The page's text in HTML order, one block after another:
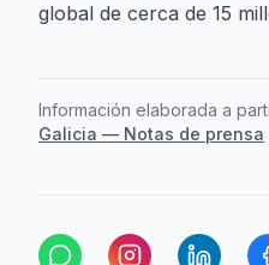
global de cerca de 15
Información elaborada a
Galicia — Notas de prensa